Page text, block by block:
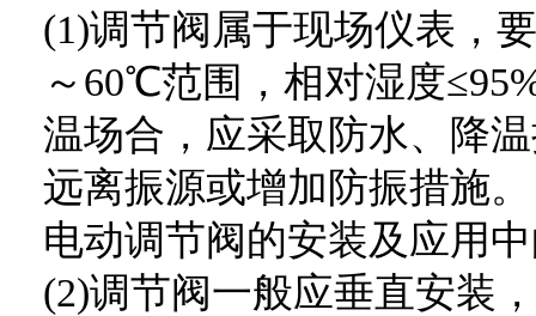
(1)调节阀属于现场仪表，
～60℃范围，相对湿度
温场合，应采取防水、降
远离振源或增加防振措施。
电动调节阀的安装及应用
(2)调节阀一般应垂直安装